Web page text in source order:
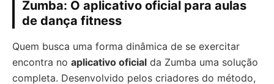
Zumba: O aplicativo oficial para aulas
de dança fitness
Quem busca uma forma dinâmica de se exercitar
encontra no aplicativo oficial da Zumba uma solução
completa. Desenvolvido pelos criadores do método,